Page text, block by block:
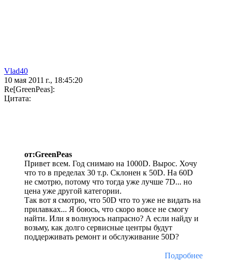
Vlad40
10 мая 2011 г., 18:45:20
Re[GreenPeas]:
Цитата:
от:GreenPeas
Привет всем. Год снимаю на 1000D. Вырос. Хочу
что то в пределах 30 т.р. Склонен к 50D. На 60D
не смотрю, потому что тогда уже лучше 7D... но
цена уже другой категории.
Так вот я смотрю, что 50D что то уже не видать на
прилавках... Я боюсь, что скоро вовсе не смогу
найти. Или я волнуюсь напрасно? А если найду и
возьму, как долго сервисные центры будут
поддерживать ремонт и обслуживание 50D?
Подробнее